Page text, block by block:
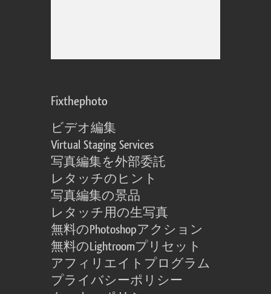
Fixthephoto
ビデオ編集
Virtual Staging Services
写真編集を外部委託
レタッチのヒント
写真編集の景品
レタッチ用の生写真
無料のPhotoshopアクション
無料のLightroomプリセット
アフィリエイトプログラム
プライバシーポリシー